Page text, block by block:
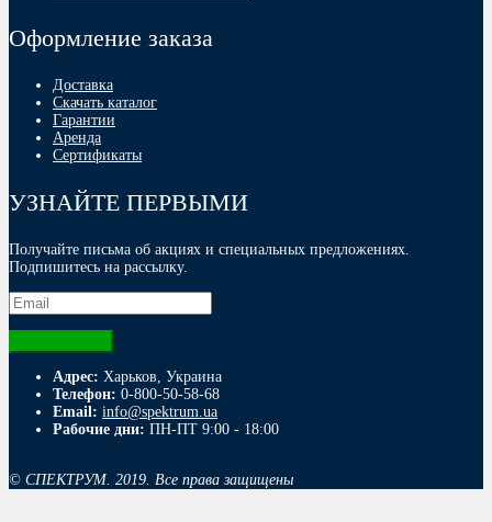
Оформление заказа
Доставка
Скачать каталог
Гарантии
Аренда
Сертификаты
УЗНАЙТЕ ПЕРВЫМИ
Получайте письма об акциях и специальных предложениях.
Подпишитесь на рассылку.
Адрес: Харьков, Украина
Телефон: 0-800-50-58-68
Email: info@spektrum.ua
Рабочие дни: ПН-ПТ 9:00 - 18:00
© СПЕКТРУМ. 2019. Все права защищены